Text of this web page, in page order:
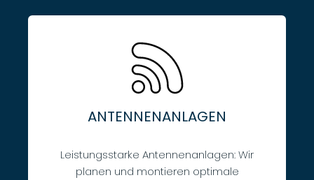
ANTENNENANLAGEN
Leistungsstarke Antennenanlagen: Wir
planen und montieren optimale